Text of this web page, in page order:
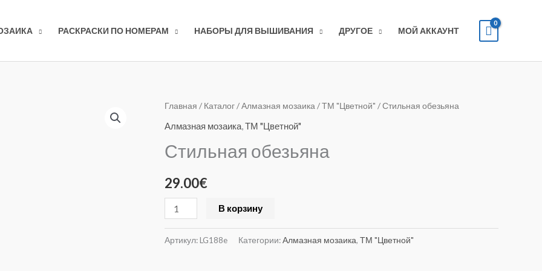
РАСКРАСКИ ПО НОМЕРАМ НАБОРЫ ДЛЯ ВЫШИВАНИЯ ДРУГОЕ МОЙ АККАУНТ
Главная / Каталог/Алмазная мозаика /ТМ "Цветной" / Стильная обезьяна
Алмазная мозаика,ТМ "Цветной"
Стильная обезьяна
29.00€
Количество
товара
обезьяна
В корзину
Артикул:LG188e Категории:Алмазная мозаика, ТМ "Цветной"